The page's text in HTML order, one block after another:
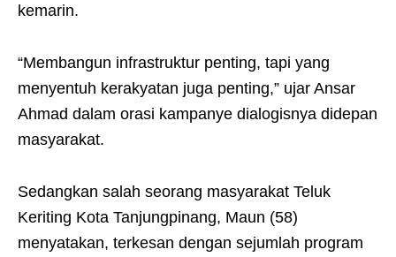
kemarin.
“Membangun infrastruktur penting, tapi yang
menyentuh kerakyatan juga penting,” ujar Ansar
Ahmad dalam orasi kampanye dialogisnya didepan
masyarakat.
Sedangkan salah seorang masyarakat Teluk
Keriting Kota Tanjungpinang, Maun (58)
menyatakan, terkesan dengan sejumlah program